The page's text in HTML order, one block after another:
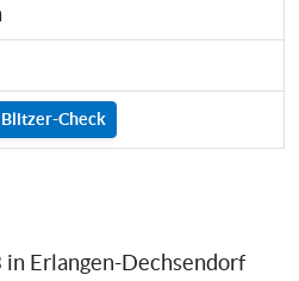
Check
Erlangen-Dechsendorf